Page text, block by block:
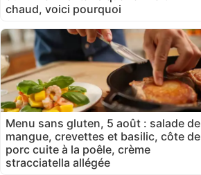
chaud, voici pourquoi
Menu sans gluten, 5 août : salade de
mangue, crevettes et basilic, côte de
porc cuite à la poêle, crème
stracciatella allégée